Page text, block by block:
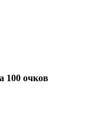
100 очков